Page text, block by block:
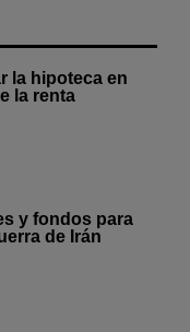
la hipoteca en
la renta
y fondos para
de Irán